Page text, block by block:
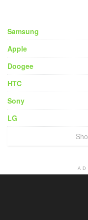
Samsung
Apple
Doogee
HTC
Sony
LG